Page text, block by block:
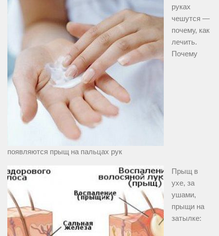
руках
чешутся —
почему, как
лечить.
Почему
появляются прыщ на пальцах рук
Прыщ в
ухе, за
ушами,
прыщи на
затылке: